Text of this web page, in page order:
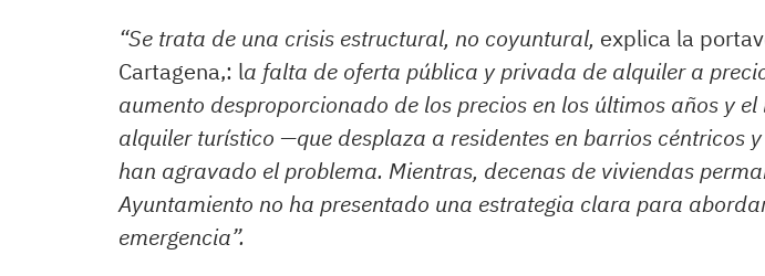
“Se trata de una crisis estructural, no coyuntural, explica la
Cartagena,: la falta de oferta pública y privada de alquiler a
aumento desproporcionado de los precios en los últimos años y
alquiler turístico —que desplaza a residentes en barrios céntricos
han agravado el problema. Mientras, decenas de viviendas
Ayuntamiento no ha presentado una estrategia clara para
emergencia”.